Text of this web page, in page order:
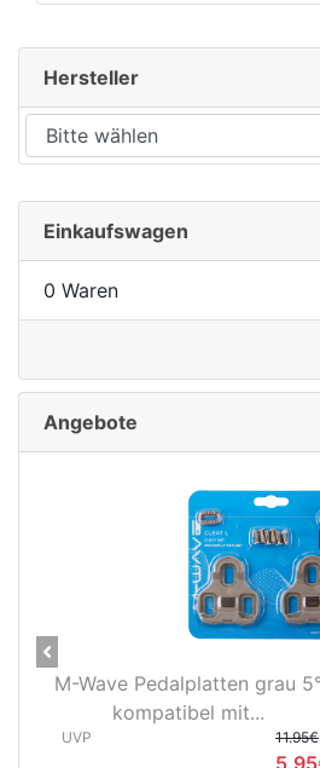
Hersteller
Einkaufswagen
0 Waren
Angebote
Pedalplatten grau 5°
mit...
Previous